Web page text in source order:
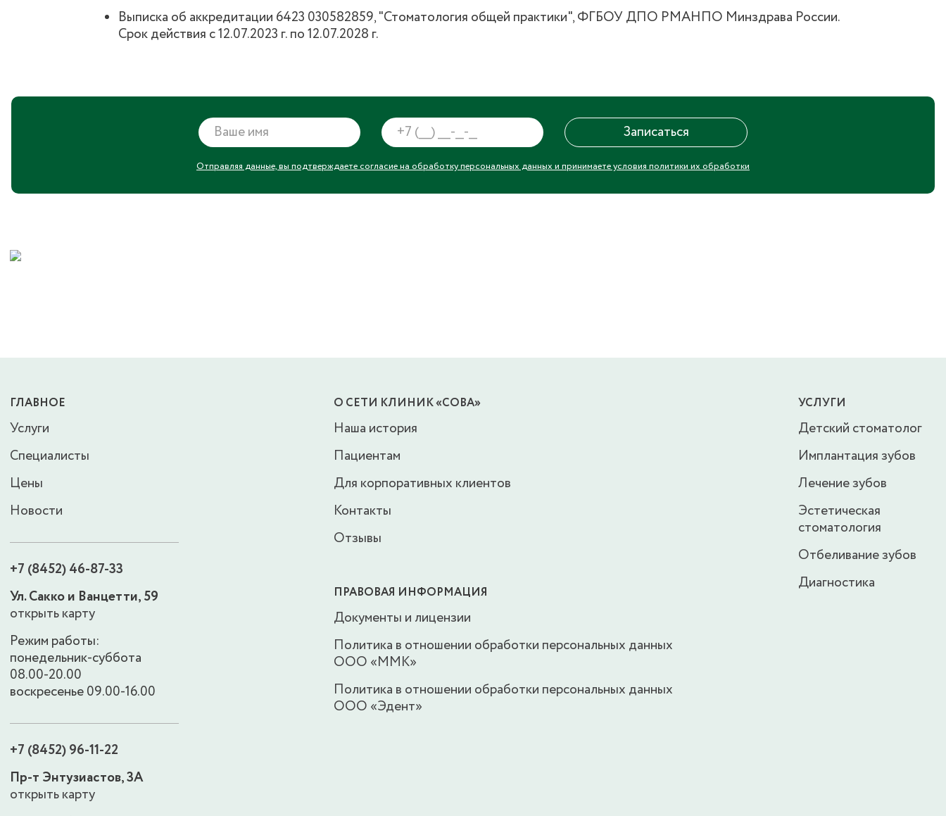
Выписка об аккредитации 6423 030582859, "Стоматология общей практики", ФГБОУ ДПО РМАНПО Минздрава России.
Срок действия с 12.07.2023 г. по 12.07.2028 г.
Отправляя данные, вы подтверждаете согласие на обработку персональных данных и принимаете условия политики их обработки
ГЛАВНОЕ
Услуги
Специалисты
Цены
Новости
+7 (8452) 46-87-33
Ул. Сакко и Ванцетти, 59
открыть карту
Режим работы:
понедельник-суббота
08.00-20.00
воскресенье 09.00-16.00
+7 (8452) 96-11-22
Пр-т Энтузиастов, 3А
открыть карту
О СЕТИ КЛИНИК «СОВА»
Наша история
Пациентам
Для корпоративных клиентов
Контакты
Отзывы
ПРАВОВАЯ ИНФОРМАЦИЯ
Документы и лицензии
Политика в отношении обработки персональных данных
ООО «ММК»
Политика в отношении обработки персональных данных
ООО «Эдент»
УСЛУГИ
Детский стоматолог
Имплантация зубов
Лечение зубов
Эстетическая
стоматология
Отбеливание зубов
Диагностика